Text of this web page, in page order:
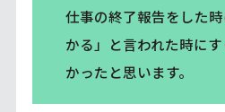
仕事の終了報告をした
かる」と言われた時に
かったと思います。